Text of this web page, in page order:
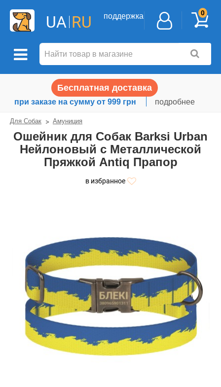
UA RU поддержка 0
Бесплатная доставка
при заказе на сумму от 999 грн подробнее
Для Собак Амуниция
Ошейник для Собак Barksi Urban
Нейлоновый с Металлической
Пряжкой Antiq Прапор
в избранное